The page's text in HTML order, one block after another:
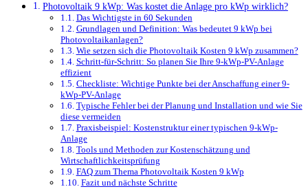
Photovoltaik 9 kWp: Was kostet die Anlage pro kWp wirklich?
Das Wichtigste in 60 Sekunden
Grundlagen und Definition: Was bedeutet 9 kWp bei
Photovoltaikanlagen?
Wie setzen sich die Photovoltaik Kosten 9 kWp zusammen?
Schritt-für-Schritt: So planen Sie Ihre 9-kWp-PV-Anlage
effizient
Checkliste: Wichtige Punkte bei der Anschaffung einer 9-
kWp-PV-Anlage
Typische Fehler bei der Planung und Installation und wie Sie
diese vermeiden
Praxisbeispiel: Kostenstruktur einer typischen 9-kWp-
Anlage
Tools und Methoden zur Kostenschätzung und
Wirtschaftlichkeitsprüfung
FAQ zum Thema Photovoltaik Kosten 9 kWp
Fazit und nächste Schritte